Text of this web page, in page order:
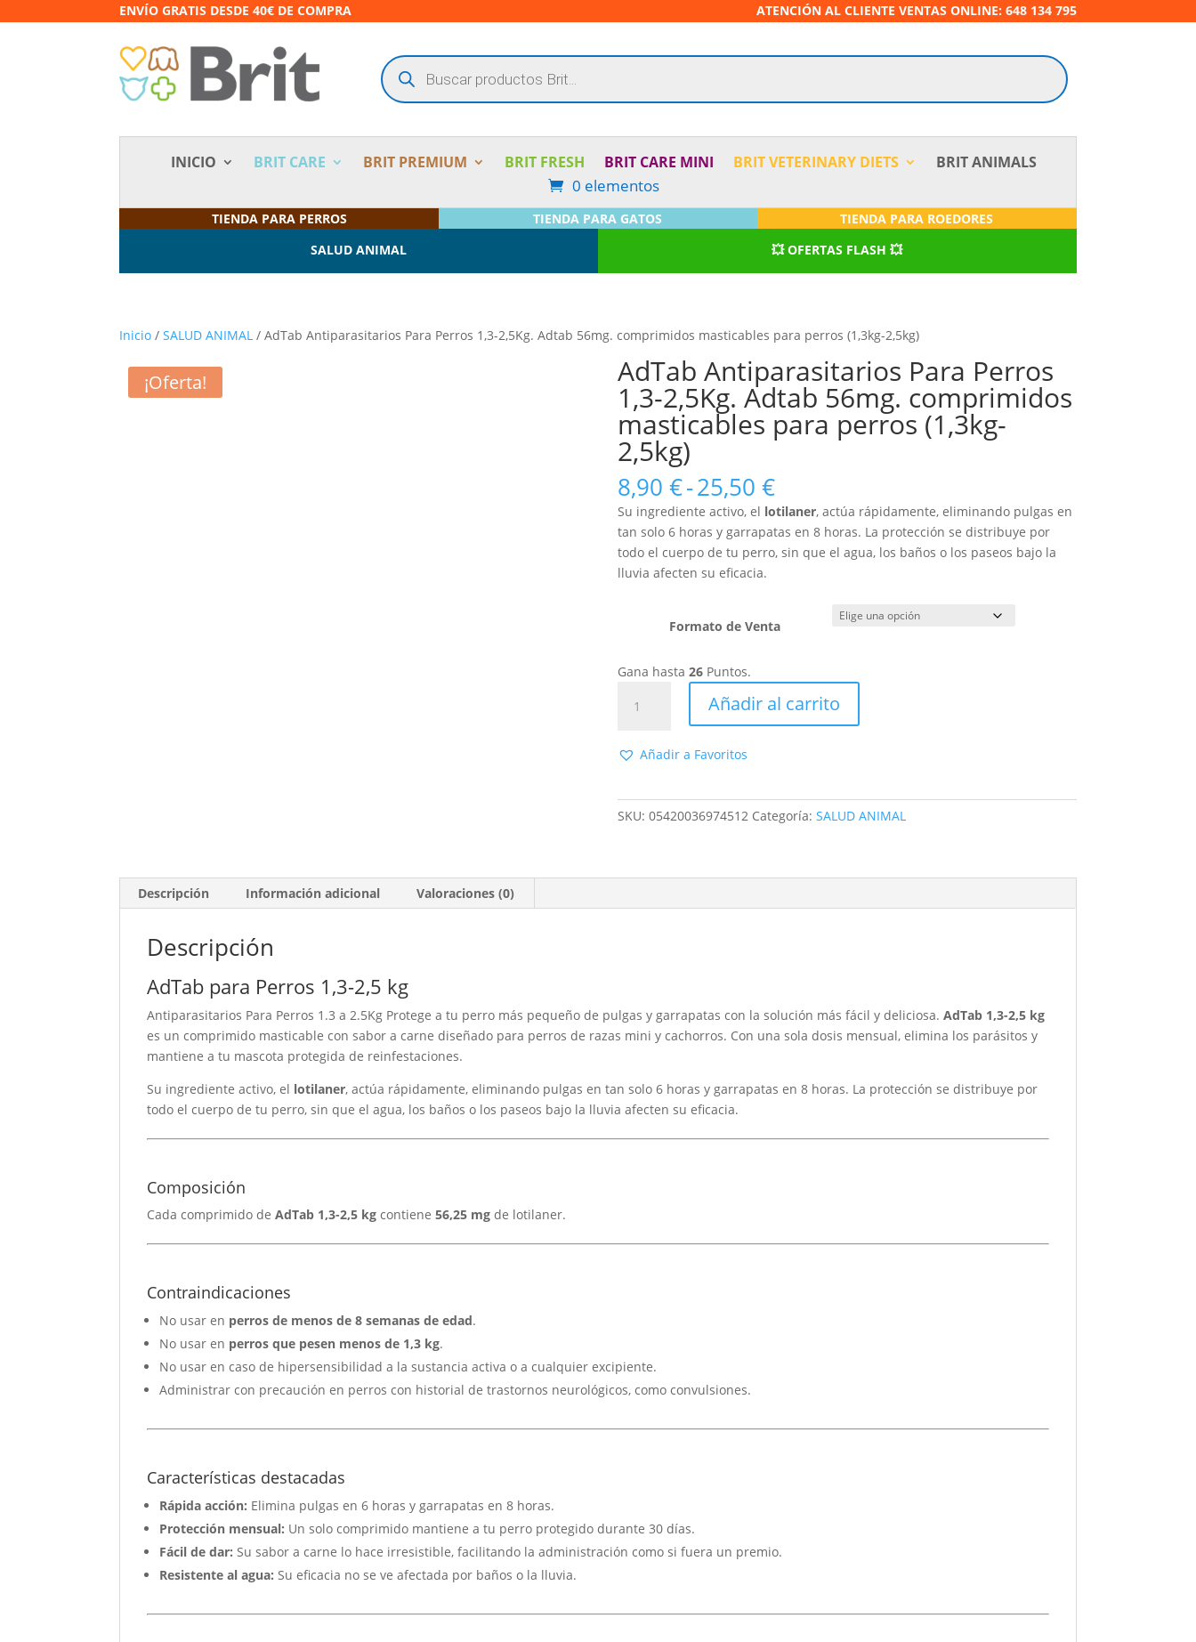
ENVÍO GRATIS DESDE 40€ DE COMPRA ATENCIÓN AL CLIENTE VENTAS ONLINE: 648 134 795
Búsqueda
de
productos
INICIO BRIT CARE BRIT PREMIUM BRIT FRESH BRIT CARE MINI BRIT VETERINARY DIETS BRIT ANIMALS
0 elementos
TIENDA PARA PERROS TIENDA PARA GATOS
TIENDA PARA ROEDORES
SALUD ANIMAL
💥 OFERTAS FLASH 💥
Inicio /SALUD ANIMAL / AdTab Antiparasitarios Para Perros 1,3-2,5Kg. Adtab 56mg. comprimidos masticables para perros (1,3kg-2,5kg)
¡Oferta! AdTab Antiparasitarios Para Perros
1,3-2,5Kg. Adtab 56mg. comprimidos
masticables para perros (1,3kg-
2,5kg)
8,90 €-25,50 €Rango
de
precios:
desde
8,90 €
25,50 €
Su ingrediente activo, el lotilaner, actúa rápidamente, eliminando pulgas en
tan solo 6 horas y garrapatas en 8 horas. La protección se distribuye por
todo el cuerpo de tu perro, sin que el agua, los baños o los paseos bajo la
lluvia afecten su eficacia.
Formato de Venta
Gana hasta 26Puntos.
Antiparasitarios
Perros
Adtab
masticables
Añadir al carrito
Añadir a Favoritos
SKU: 05420036974512 Categoría: SALUD ANIMAL
Descripción Información adicional Valoraciones (0)
Descripción
AdTab para Perros 1,3-2,5 kg
Antiparasitarios Para Perros 1.3 a 2.5Kg Protege a tu perro más pequeño de pulgas y garrapatas con la solución más fácil y deliciosa.AdTab 1,3-2,5 kg
es un comprimido masticable con sabor a carne diseñado para perros de razas mini y cachorros. Con una sola dosis mensual, elimina los parásitos y
mantiene a tu mascota protegida de reinfestaciones.
Su ingrediente activo, el lotilaner, actúa rápidamente, eliminando pulgas en tan solo 6 horas y garrapatas en 8 horas. La protección se distribuye por
todo el cuerpo de tu perro, sin que el agua, los baños o los paseos bajo la lluvia afecten su eficacia.
Composición
Cada comprimido deAdTab 1,3-2,5 kg contiene56,25 mg de lotilaner.
Contraindicaciones
No usar en perros de menos de 8 semanas de edad.
No usar en perros que pesen menos de 1,3 kg.
No usar en caso de hipersensibilidad a la sustancia activa o a cualquier excipiente.
Administrar con precaución en perros con historial de trastornos neurológicos, como convulsiones.
Características destacadas
Rápida acción: Elimina pulgas en 6 horas y garrapatas en 8 horas.
Protección mensual: Un solo comprimido mantiene a tu perro protegido durante 30 días.
Fácil de dar: Su sabor a carne lo hace irresistible, facilitando la administración como si fuera un premio.
Resistente al agua: Su eficacia no se ve afectada por baños o la lluvia.